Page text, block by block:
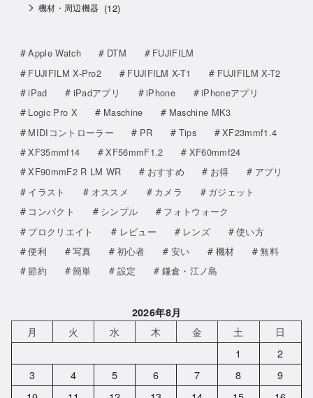
機材・周辺機器 (12)
Apple Watch DTM
FUJIFILM
FUJIFILM X-Pro2
FUJIFILM X-T1
FUJIFILM X-T2
iPad
iPadアプリ iPhone
iPhoneアプリ
Logic Pro X
Maschine
Maschine MK3
MIDIコントローラー
PR Tips
XF23mmf1.4
XF35mmf14
XF56mmF1.2
XF60mmf24
XF90mmF2 R LM WR
おすすめ お得
アプリ
イラスト
オススメ カメラ
ガジェット
コンパクト
シンプル
フォトウォーク
プロクリエイト
レビュー レンズ
使い方
便利
写真 初心者 安い 機材
無料
節約
簡単 設定 鎌倉・江ノ島
2026年8月
月 火 水 木 金 土
日
1
2
3
4 5 6 7 8
9